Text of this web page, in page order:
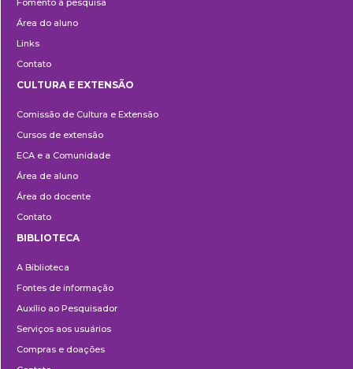
Área do aluno
Links
Contato
e
Extensão
CULTURA E EXTENSÃO
Comissão de Cultura e Extensão
Cursos de extensão
ECA e a Comunidade
Área de aluno
Área do docente
Contato
BIBLIOTECA
A Biblioteca
Fontes de informação
Auxílio ao Pesquisador
Serviços aos usuários
Compras e doações